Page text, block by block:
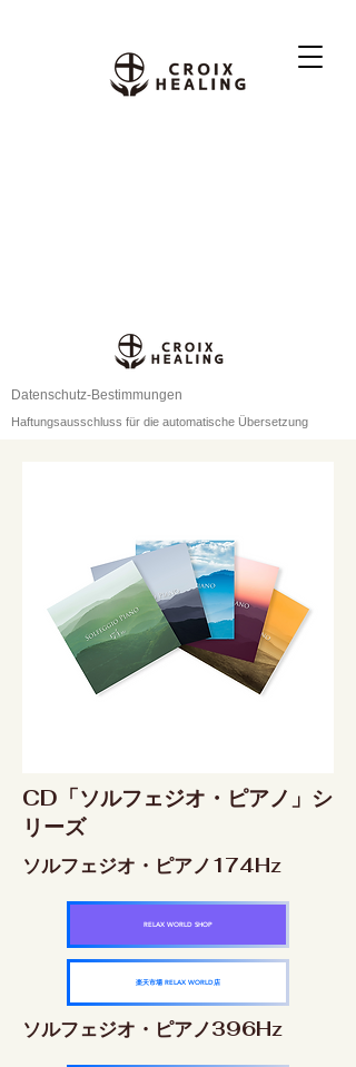
Datenschutz-Bestimmungen
Haftungsausschluss für die automatische Übersetzung
CD「ソルフェジオ・ピアノ」シ
リーズ
ソルフェジオ・ピアノ174Hz
RELAX WORLD SHOP
楽天市場 RELAX WORLD店
ソルフェジオ・ピアノ396Hz